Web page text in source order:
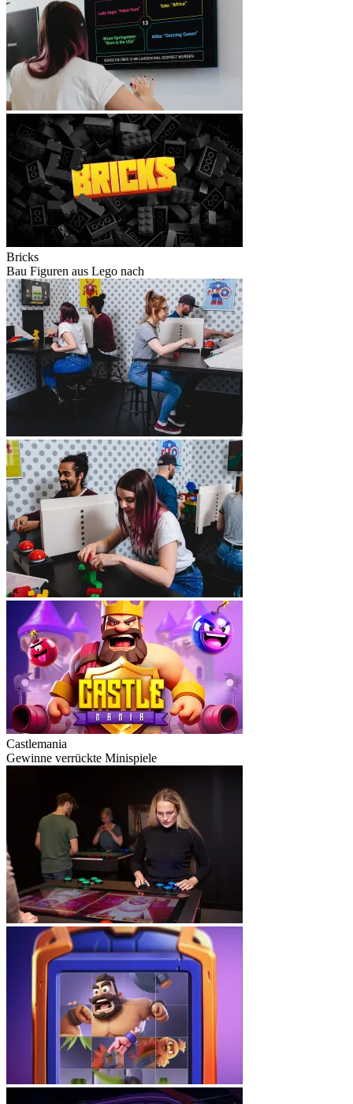
Bricks
Bau Figuren aus Lego nach
Castlemania
Gewinne verrückte Minispiele